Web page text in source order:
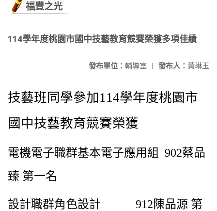
福豐之光
114學年度桃園市國中技藝教育競賽榮獲多項佳績
發布人： 黃琳玉
發布單位： 輔導室 |
技藝班同學參加114學年度桃園市
國中技藝教育競賽榮獲
電機電子職群基本電子應用組 902蔡品
臻 第一名
設計職群角色設計 912陳品源 第